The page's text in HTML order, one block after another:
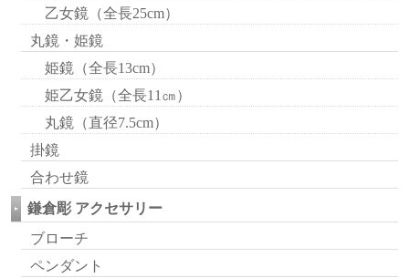
乙女鏡（全長25cm）
丸鏡・姫鏡
姫鏡（全長13cm）
姫乙女鏡（全長11㎝）
丸鏡（直径7.5cm）
掛鏡
合わせ鏡
鎌倉彫 アクセサリー
ブローチ
ペンダント